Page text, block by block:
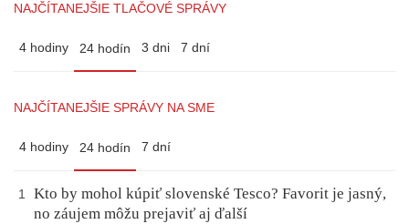
NAJČÍTANEJŠIE TLAČOVÉ SPRÁVY
4 hodiny 24 hodín 3 dni 7 dní
NAJČÍTANEJŠIE SPRÁVY NA SME
4 hodiny 24 hodín 7 dní
1
Kto by mohol kúpiť slovenské Tesco? Favorit je jasný,
no záujem môžu prejaviť aj ďalší